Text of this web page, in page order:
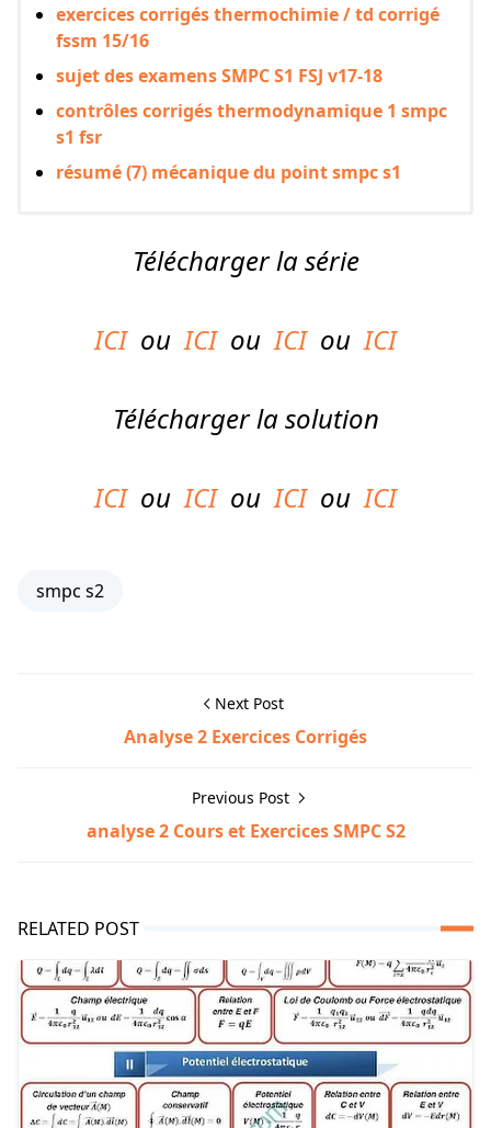
exercices corrigés thermochimie / td corrigé
fssm 15/16
sujet des examens SMPC S1 FSJ v17-18
contrôles corrigés thermodynamique 1 smpc
s1 fsr
résumé (7) mécanique du point smpc s1
Télécharger la série
ICIouICIouICIouICI
Télécharger la solution
ICIouICIouICIouICI
smpc s2
Next Post
Analyse 2 Exercices Corrigés
Previous Post
analyse 2 Cours et Exercices SMPC S2
RELATED POST